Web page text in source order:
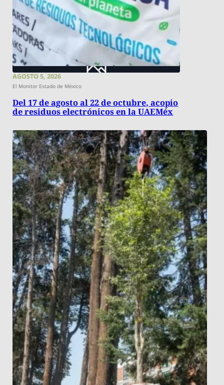
AGOSTO 5, 2026
El Monitor Estado de México
Del 17 de agosto al 22 de octubre, acopio
de residuos electrónicos en la UAEMéx